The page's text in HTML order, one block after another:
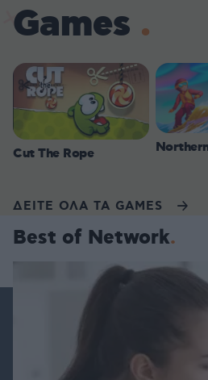
Games
Cut The Rope
ΔΕΙΤΕ ΟΛΑ ΤΑ GAMES
Best of Network